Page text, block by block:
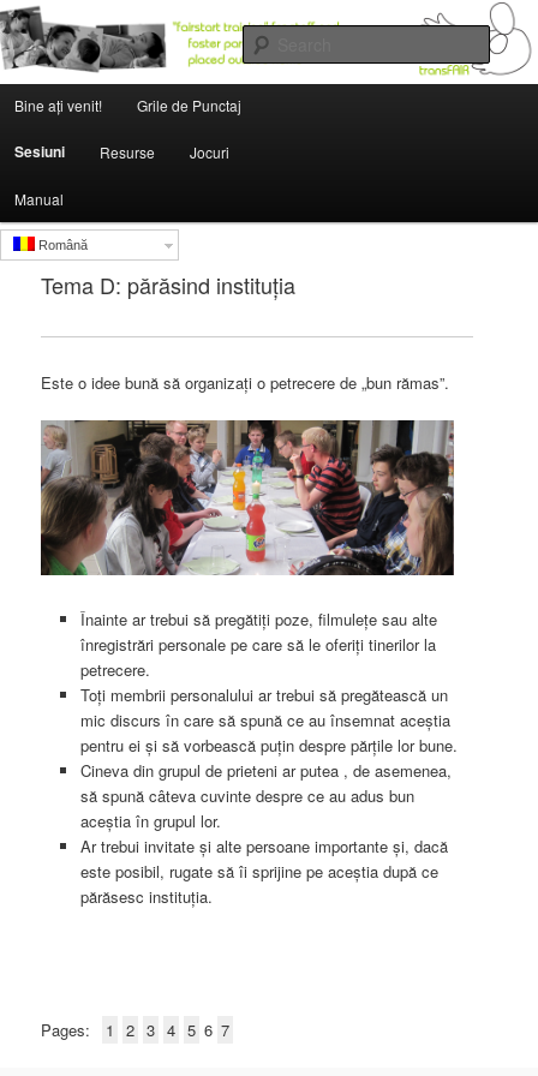
institutions.fairstartedu.us
Search
Skip to primary content
Skip to secondary content
Bine aţi venit! Grile de Punctaj
Sesiuni Resurse Jocuri
Manual
Română
Tema D: părăsind instituția
Este o idee bună să organizați o petrecere de „bun rămas”.
Înainte ar trebui să pregătiți poze, filmulețe sau alte
înregistrări personale pe care să le oferiți tinerilor la
petrecere.
Toți membrii personalului ar trebui să pregătească un
mic discurs în care să spună ce au însemnat aceștia
pentru ei și să vorbească puțin despre părțile lor bune.
Cineva din grupul de prieteni ar putea , de asemenea,
să spună câteva cuvinte despre ce au adus bun
aceștia în grupul lor.
Ar trebui invitate și alte persoane importante și, dacă
este posibil, rugate să îi sprijine pe aceștia după ce
părăsesc instituția.
Pages: 1 2 3 4 5 6 7